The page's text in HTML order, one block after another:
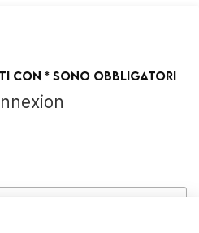
con * sono obbligatori